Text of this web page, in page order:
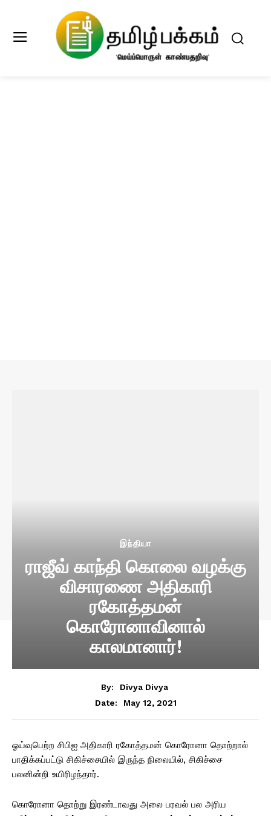
இந்தியா
ராஜீவ் காந்தி கொலை வழக்கு
விசாரணை அதிகாரி
ரகோத்தமன்
கொரோனாவினால்
காலமானார்!
By:
Divya Divya
Date:
May 12, 2021
ஓய்வுபெற்ற சிபிஐ அதிகாரி ரகோத்தமன் கொரோனா தொற்றால்
பாதிக்கப்பட்டு சிகிச்சையில் இருந்த நிலையில், சிகிச்சை
பலனின்றி உயிரிழந்தார்.
கொரோனா தொற்று இரண்டாவது அலை பரவல் பல அரிய